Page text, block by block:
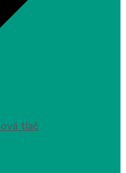
tlač